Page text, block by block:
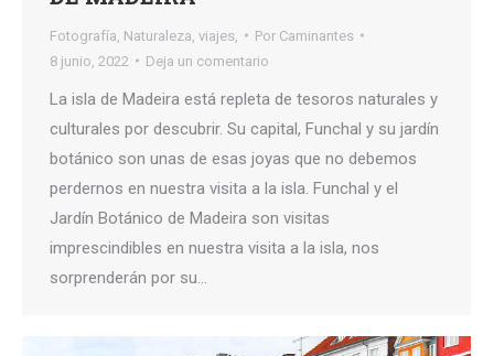
Fotografía Naturaleza viajes, Por Caminantes
8 junio, 2022
Deja un comentario
La isla de Madeira está repleta de tesoros naturales y
culturales por descubrir. Su capital, Funchal y su jardín
botánico son unas de esas joyas que no debemos
perdernos en nuestra visita a la isla. Funchal y el
Jardín Botánico de Madeira son visitas
imprescindibles en nuestra visita a la isla, nos
sorprenderán por su…